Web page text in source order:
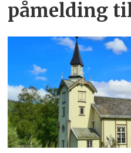
påmelding